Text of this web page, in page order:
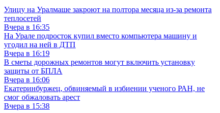
Улицу на Уралмаше закроют на полтора месяца из-за ремонта
теплосетей
Вчера в 16:35
На Урале подросток купил вместо компьютера машину и
угодил на ней в ДТП
Вчера в 16:19
В сметы дорожных ремонтов могут включить установку
защиты от БПЛА
Вчера в 16:06
Екатеринбуржец, обвиняемый в избиении ученого РАН, не
смог обжаловать арест
Вчера в 15:38